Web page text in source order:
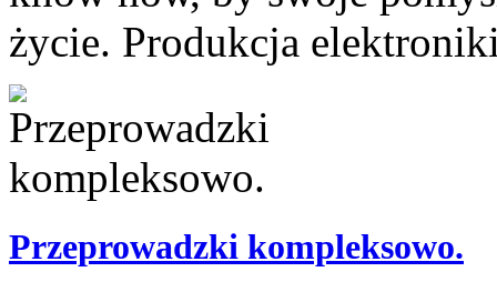
życie. Produkcja
Przeprowadzki kompleksowo.